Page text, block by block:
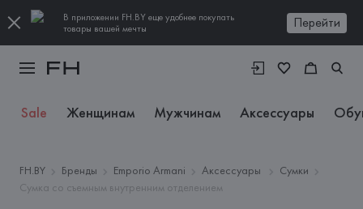
В приложении FH.BY еще удобнее покупать
товары вашей мечты
Перейти
Sale Женщинам Мужчинам Аксессуары
FH.BY Бренды Emporio Armani Аксессуары
Сумки
Сумка со съемным внутренним отделением